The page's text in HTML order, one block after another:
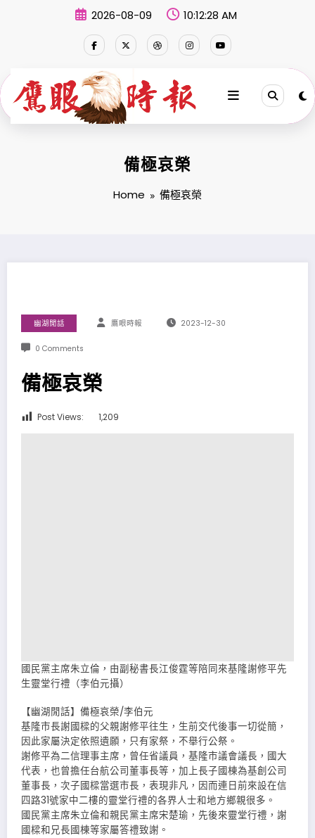
2026-08-09 10:12:28 AM
備極哀榮
Home 備極哀榮
幽湖閒話 鷹眼時報 2023-12-30
0 Comments
備極哀榮
Post Views: 1,209
國民黨主席朱立倫，由副秘書長江俊霆等陪同來基隆謝修平先
生靈堂行禮（李伯元攝）
【幽湖閒話】備極哀榮∕李伯元
基隆市長謝國樑的父親謝修平往生，生前交代後事一切從簡，
因此家屬決定依照遺願，只有家祭，不舉行公祭。
謝修平為二信理事主席，曾任省議員，基隆市議會議長，國大
代表，也曾擔任台航公司董事長等，加上長子國棟為基創公司
董事長，次子國樑當選市長，表現非凡，因而連日前來設在信
四路31號家中二樓的靈堂行禮的各界人士和地方鄉親很多。
國民黨主席朱立倫和親民黨主席宋楚瑜，先後來靈堂行禮，謝
國樑和兄長國棟等家屬答禮致謝。